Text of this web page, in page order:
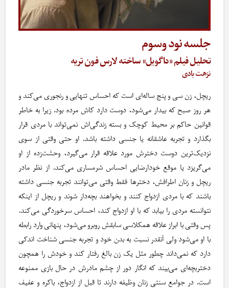
جلسه نود وسوم
تحلیل فیلم «داگویل» ساخته لارس فون تریه
نزهت بادی
ریچل، زن سی و پنج ساله‌ای است که احساس تنهایی و رنجوری می‌کند و
هر روز صبح که بیدار می‌شود، دوست دارد کاش مرده بود. زیرا به خاطر
قوانین حاکم بر محیط کوچک و بسته زندگی‌اش نمی‌تواند با مردی قرار
بگذارد و تجربه عاشقانه یا جنسی داشته باشد. او حتی وقتی از سوی
نزدیک‌ترین دوست دخترش مورد علاقه قرار می‌گیرد، وحشت‌زده از او
می‌گریزد یا موقع خودارضایی احساس شرمساری می‌کند. از نظر مادر
ریچل و زنان اطرافش، دخترها فقط وقتی می‌توانند تجربه جنسی داشته
باشند که با مردی ازدواج کنند و بخواهند بچه‌دار شوند و ریچل از اینکه
نتوانسته مردی را بیابد که با او ازدواج کند، احساس سرخوردگی می‌کند.
پس وقتی با ابراز علاقه همکلاسی سابقش روبرو می‌شود، پنهانی وارد رابطه
با او می‌شود ولی آنقدر نسبت به بدن خود و تجربه جنسی شناخت اندکی
دارد که نمی‌داند چطور مثل یک زن بالغ رفتار کند و خودش را همچون
دختربچه‌ای می‌بیند که انگار دور از چشم مادرش در حال بازی ممنوعه
است. در جوامع سنتی زنان وظیفه دارند تا قبل از ازدواج، باکره و عفیف